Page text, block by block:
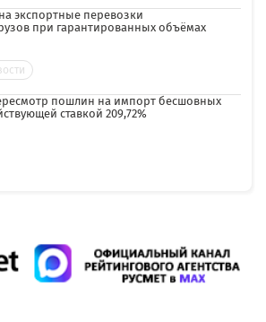
экспортные перевозки
при гарантированных объёмах
пошлин на импорт бесшовных
ставкой 209,72%